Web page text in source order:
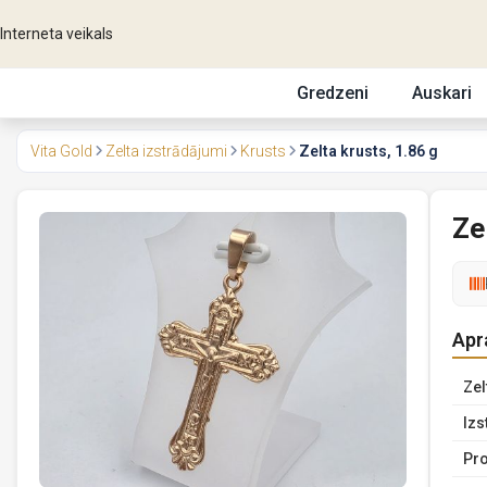
Interneta veikals
Gredzeni Auskari
Vita Gold Zelta izstrādājumi Krusts Zelta krusts, 1.86 g